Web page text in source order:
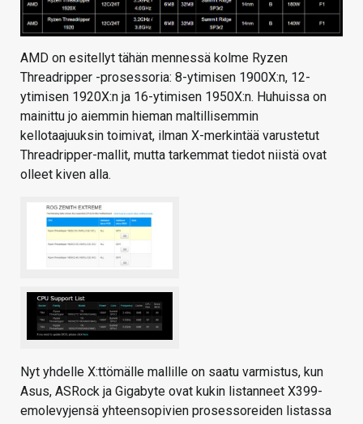
AMD on esitellyt tähän mennessä kolme Ryzen
Threadripper -prosessoria: 8-ytimisen 1900X:n, 12-
ytimisen 1920X:n ja 16-ytimisen 1950X:n. Huhuissa on
mainittu jo aiemmin hieman maltillisemmin
kellotaajuuksin toimivat, ilman X-merkintää varustetut
Threadripper-mallit, mutta tarkemmat tiedot niistä ovat
olleet kiven alla.
Nyt yhdelle X:ttömälle mallille on saatu varmistus, kun
Asus, ASRock ja Gigabyte ovat kukin listanneet X399-
emolevyjensä yhteensopivien prosessoreiden listassa